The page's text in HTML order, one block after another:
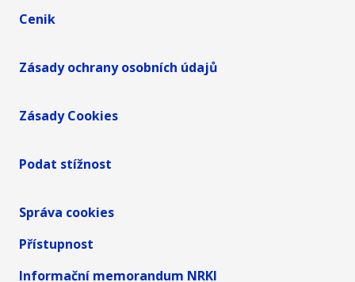
Cenik
Zásady ochrany osobních údajů
Zásady Cookies
Podat stížnost
Správa cookies
Přístupnost
Informační memorandum NRKI